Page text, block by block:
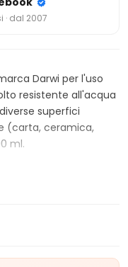
· dal 2007
Darwi per l'uso
resistente all'acqua
superfici
(carta, ceramica,
ml.